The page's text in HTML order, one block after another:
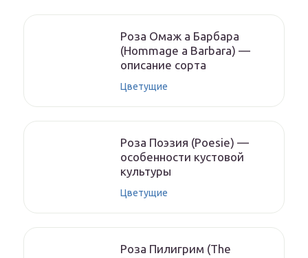
Роза Омаж а Барбара
(Hommage a Barbara) —
описание сорта
Цветущие
Роза Поэзия (Poesie) —
особенности кустовой
культуры
Цветущие
Роза Пилигрим (The